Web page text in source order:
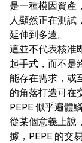
是一種模因資產
人顯然正在測試
延伸到多遠。
這並不代表核准
起手式，而不是
能存在需求，或
的角落打造可在
PEPE 似乎遍體
從某個意義上說
據，PEPE 的交